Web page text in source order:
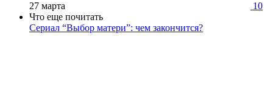
27 марта
10
Что еще почитать
Сериал “Выбор матери”: чем закончится?